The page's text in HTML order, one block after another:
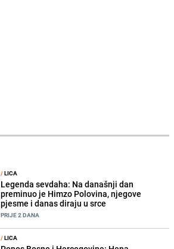
/LICA
Legenda sevdaha: Na današnji dan
preminuo je Himzo Polovina, njegove
pjesme i danas diraju u srce
PRIJE 2 DANA
/LICA